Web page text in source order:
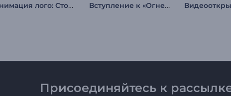
Анимация лого: Столкновение частиц Вступление к «Огненному вихрю»
Присоединяйтесь к